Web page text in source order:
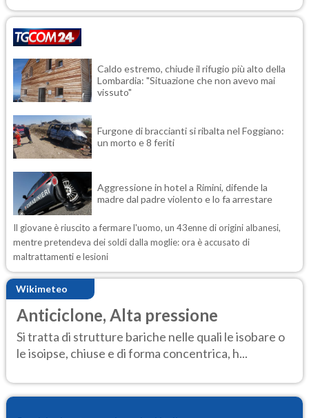
Caldo estremo, chiude il rifugio più alto della
Lombardia: "Situazione che non avevo mai
vissuto"
Furgone di braccianti si ribalta nel Foggiano:
un morto e 8 feriti
Aggressione in hotel a Rimini, difende la
madre dal padre violento e lo fa arrestare
Il giovane è riuscito a fermare l'uomo, un 43enne di origini albanesi,
mentre pretendeva dei soldi dalla moglie: ora è accusato di
maltrattamenti e lesioni
Wikimeteo
Anticiclone, Alta pressione
Si tratta di strutture bariche nelle quali le isobare o
le isoipse, chiuse e di forma concentrica, h...